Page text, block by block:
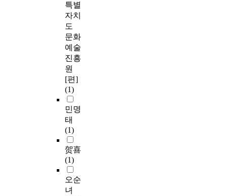
특별
자치
도
문화
예술
진흥
원
[편]
(1)
민명
태
(1)
贺喜
(1)
오순
녀